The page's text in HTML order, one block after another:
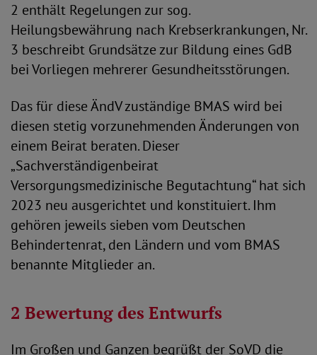
2 enthält Regelungen zur sog.
Heilungsbewährung nach Krebserkrankungen, Nr.
3 beschreibt Grundsätze zur Bildung eines GdB
bei Vorliegen mehrerer Gesundheitsstörungen.
Das für diese ÄndV zuständige BMAS wird bei
diesen stetig vorzunehmenden Änderungen von
einem Beirat beraten. Dieser
„Sachverständigenbeirat
Versorgungsmedizinische Begutachtung“ hat sich
2023 neu ausgerichtet und konstituiert. Ihm
gehören jeweils sieben vom Deutschen
Behindertenrat, den Ländern und vom BMAS
benannte Mitglieder an.
2 Bewertung des Entwurfs
Im Großen und Ganzen begrüßt der SoVD die